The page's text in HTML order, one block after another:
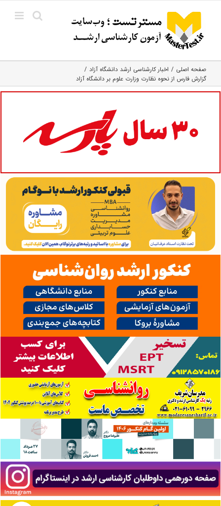
content
صفحه اصلی
اخبار کارشناسی ارشد دانشگاه آزاد
گزارش فارس از نحوه نظارت وزارت علوم بر دانشگاه آزاد